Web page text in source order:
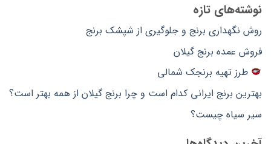
نوشته‌های تازه
روش نگهداری برنج و جلوگیری از شپشک برنج
فروش عمده برنج گیلان
طرز تهیه برنجک شمالی
بهترین برنج ایرانی کدام است و چرا برنج گیلان از همه بهتر است؟
سیر سیاه چیست؟